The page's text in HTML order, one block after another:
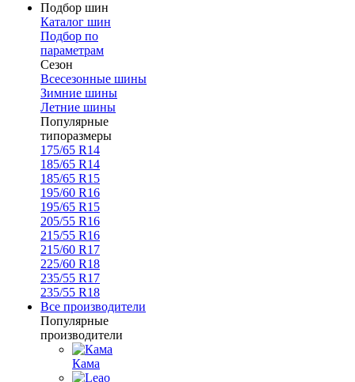
Подбор шин
Каталог шин
Подбор по
параметрам
Сезон
Всесезонные шины
Зимние шины
Летние шины
Популярные
типоразмеры
175/65 R14
185/65 R14
185/65 R15
195/60 R16
195/65 R15
205/55 R16
215/55 R16
215/60 R17
225/60 R18
235/55 R17
235/55 R18
Все производители
Популярные
производители
Кама